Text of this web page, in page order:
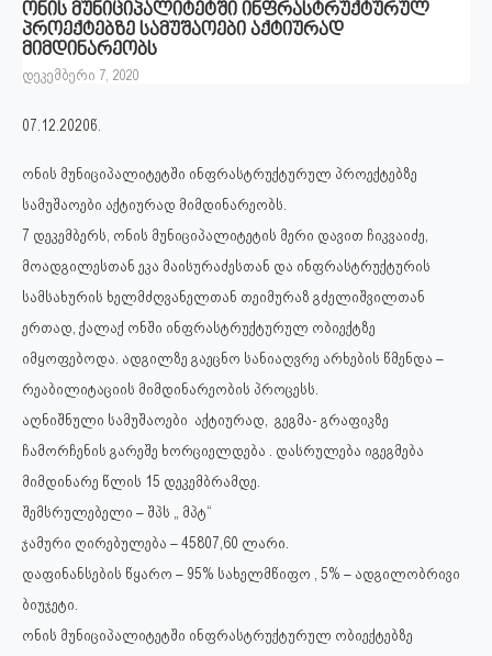
ონის მუნიციპალიტეტში ინფრასტრუქტურულ
პროექტებზე სამუშაოები აქტიურად
მიმდინარეობს
დეკემბერი 7, 2020
07.12.2020წ.
ონის მუნიციპალიტეტში ინფრასტრუქტურულ პროექტებზე
სამუშაოები აქტიურად მიმდინარეობს.
7 დეკემბერს, ონის მუნიციპალიტეტის მერი დავით ჩიკვაიძე,
მოადგილესთან ეკა მაისურაძესთან და ინფრასტრუქტურის
სამსახურის ხელმძღვანელთან თეიმურაზ გძელიშვილთან
ერთად, ქალაქ ონში ინფრასტრუქტურულ ობიექტზე
იმყოფებოდა. ადგილზე გაეცნო სანიაღვრე არხების წმენდა –
რეაბილიტაციის მიმდინარეობის პროცესს.
აღნიშნული სამუშაოები აქტიურად, გეგმა- გრაფიკზე
ჩამორჩენის გარეშე ხორციელდება . დასრულება იგეგმება
მიმდინარე წლის 15 დეკემბრამდე.
შემსრულებელი – შპს „ მპტ“
ჯამური ღირებულება – 45807,60 ლარი.
დაფინანსების წყარო – 95% სახელმწიფო , 5% – ადგილობრივი
ბიუჯეტი.
ონის მუნიციპალიტეტში ინფრასტრუქტურულ ობიექტებზე